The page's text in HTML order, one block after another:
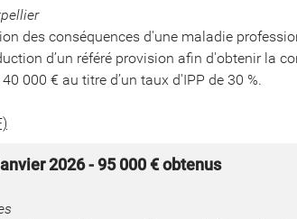
des conséquences d'une maladie
d’un référé provision afin d'obtenir la
000 € au titre d’un taux d'IPP de 30 %.
2026 - 95 000 € obtenus